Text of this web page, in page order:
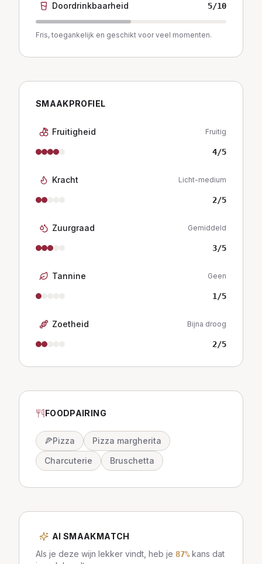
Doordrinkbaarheid 5/10
Fris, toegankelijk en geschikt voor veel momenten.
SMAAKPROFIEL
Fruitigheid Fruitig
4/5
Kracht Licht-medium
2/5
Zuurgraad Gemiddeld
3/5
Tannine Geen
1 /5
Zoetheid Bijna droog
2/5
FOODPAIRING
🍕Pizza
Pizza margherita
Charcuterie
Bruschetta
AI SMAAKMATCH
Als je deze wijn lekker vindt, heb je 87%kans dat